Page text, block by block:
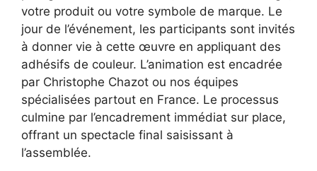
votre produit ou votre symbole de marque. Le
jour de l’événement, les participants sont invités
à donner vie à cette œuvre en appliquant des
adhésifs de couleur. L’animation est encadrée
par Christophe Chazot ou nos équipes
spécialisées partout en France. Le processus
culmine par l’encadrement immédiat sur place,
offrant un spectacle final saisissant à
l’assemblée.